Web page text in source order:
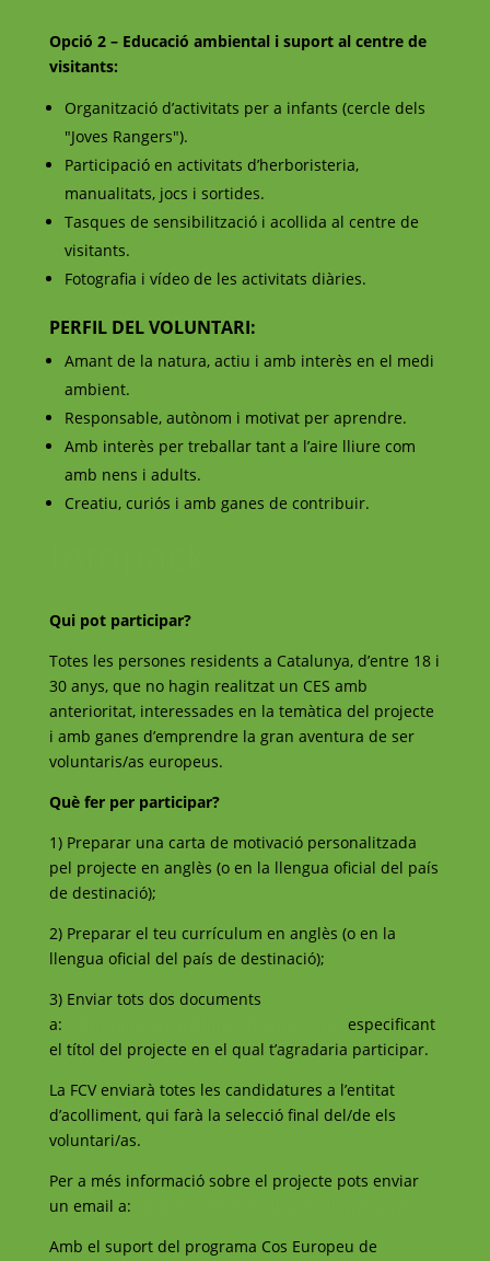
Opció 2 – Educació ambiental i suport al centre de
visitants:
Organització d’activitats per a infants (cercle dels
"Joves Rangers").
Participació en activitats d’herboristeria,
manualitats, jocs i sortides.
Tasques de sensibilització i acollida al centre de
visitants.
Fotografia i vídeo de les activitats diàries.
PERFIL DEL VOLUNTARI:
Amant de la natura, actiu i amb interès en el medi
ambient.
Responsable, autònom i motivat per aprendre.
Amb interès per treballar tant a l’aire lliure com
amb nens i adults.
Creatiu, curiós i amb ganes de contribuir.
Qui pot participar?
Totes les persones residents a Catalunya, d’entre 18 i
30 anys, que no hagin realitzat un CES amb
anterioritat, interessades en la temàtica del projecte
i amb ganes d’emprendre la gran aventura de ser
voluntaris/as europeus.
Què fer per participar?
1) Preparar una carta de motivació personalitzada
pel projecte en anglès (o en la llengua oficial del país
de destinació);
2) Preparar el teu currículum en anglès (o en la
llengua oficial del país de destinació);
3) Enviar tots dos documents
a:
especificant
el títol del projecte en el qual t’agradaria participar.
La FCV enviarà totes les candidatures a l’entitat
d’acolliment, qui farà la selecció final del/de els
voluntari/as.
Per a més informació sobre el projecte pots enviar
un email a:
Amb el suport del programa Cos Europeu de